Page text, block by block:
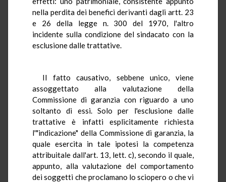
nella perdita dei benefici derivanti dagli artt. 23
e 26 della legge n. 300 del 1970, l'altro
incidente sulla condizione del sindacato con la
esclusione dalle trattative.
Il fatto causativo, sebbene unico, viene
assoggettato alla valutazione della
Commissione di garanzia con riguardo a uno
soltanto di essi. Solo per l'esclusione dalle
trattative è infatti esplicitamente richiesta
l'"indicazione" della Commissione di garanzia, la
quale esercita in tale ipotesi la competenza
attribuitale dall'art. 13, lett. c), secondo il quale,
appunto, alla valutazione del comportamento
dei soggetti che proclamano lo sciopero o che vi